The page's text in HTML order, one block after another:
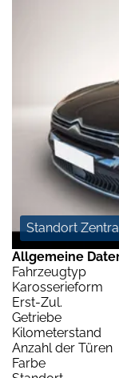
Standort
Allgemeine
Fahrzeugtyp
Karosserieform
Erst-Zul.
Getriebe
Kilometerstand
Anzahl der Türen
Farbe